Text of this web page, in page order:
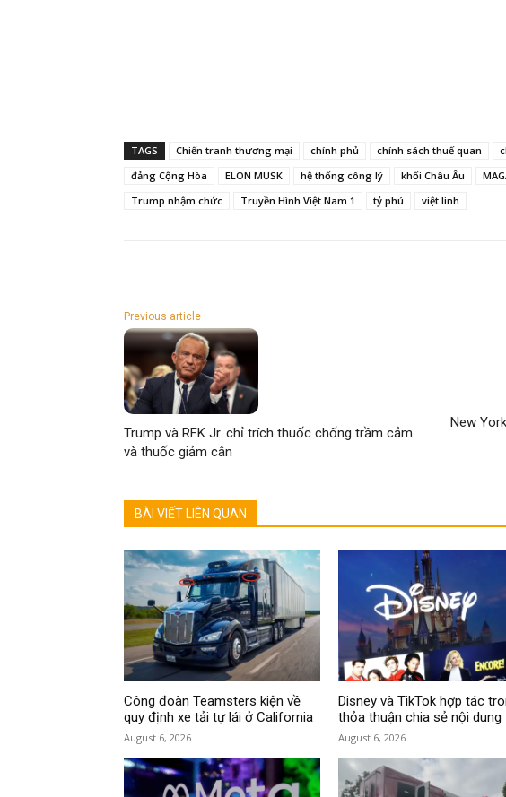
TAGS Chiến tranh thương mại chính phủ chính sách thuế quan
đảng Cộng Hòa
ELON MUSK hệ thống công lý khối Châu Âu
Trump nhậm chức
Truyền Hình Việt Nam 1 tỷ phú việt linh
Previous article
Trump và RFK Jr. chỉ trích thuốc chống trầm cảm
và thuốc giảm cân
New
BÀI VIẾT LIÊN QUAN
Công đoàn Teamsters kiện về
quy định xe tải tự lái ở California
August 6, 2026
Disney và TikTok hợp tác
thỏa thuận chia sẻ nội dung
August 6, 2026